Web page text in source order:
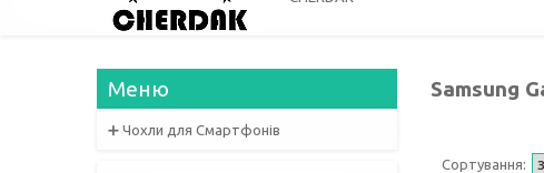
Samsung
➕ Чохли для Смартфонів